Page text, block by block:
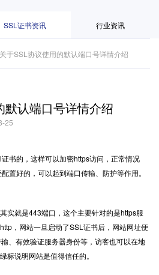
SSL证书资讯 行业资讯
关于SSL协议使用的默认端口号详情介绍
默认端口号详情介绍
25
证书的，这样可以加密https访问，正常情况
置好的，可以起到端口传输、防护等作用。
就是443端口，这个主要针对的是https服
，网站一旦启动了SSL证书后，网站网址便
、有效验证服务器身份等，访客也可以在地
标说明网站是值得信任的。